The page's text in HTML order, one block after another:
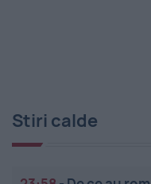
Stiri calde